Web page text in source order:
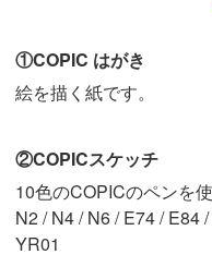
①COPIC はがき
絵を描く紙です。
②COPICスケッチ
10色のCOPICのペンを
N2 / N4 / N6 / E74 / E84
YR01